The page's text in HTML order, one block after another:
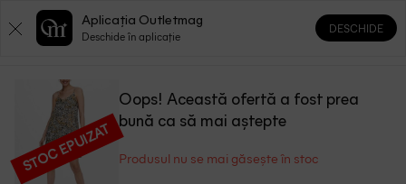
0 0
STOC EPUIZAT
Oops! Această ofertă a fost prea
bună ca să mai aștepte
Produsul nu se mai găsește în stoc
Aplicația Outletmag
Deschide în aplicație
DESCHIDE